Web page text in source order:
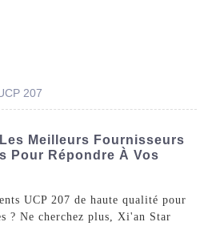
207
Meilleurs Fournisseurs
Pour Répondre À Vos
UCP 207 de haute qualité pour
? Ne cherchez plus, Xi'an Star